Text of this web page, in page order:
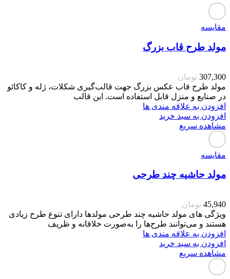
مقایسه
مولد طرح قاب بزرگ
307,300 تومان
مولد طرح قاب عکس بزرگ جهت قالب‌گیری شکلات، ژله و کاکائو
در صنایع و منزل قابل استفاده است. این قالب
افزودن به علاقه مندی ها
افزودن به سبد خرید
مشاهده سریع
مقایسه
مولد حاشیه چند طرحی
45,940 تومان
ویژگی های مولد حاشیه چند طرحی مولدها دارای تنوع طرح زیادی
هستند و می‌توانند طرح‌ها را به‌صورت خلاقانه و ظریف
افزودن به علاقه مندی ها
افزودن به سبد خرید
مشاهده سریع